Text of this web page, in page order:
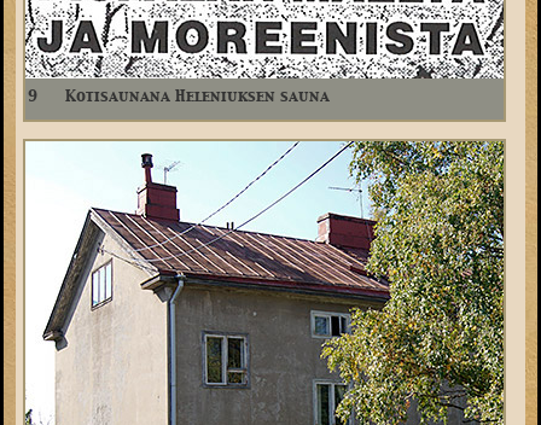
9 Kotisaunana Heleniuksen sauna